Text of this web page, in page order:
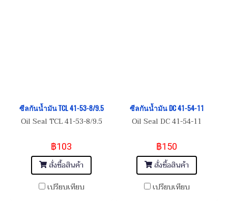
ซีลกันน้ำมัน TCL 41-53-8/9.5
Oil Seal TCL 41-53-8/9.5
฿103
สั่งซื้อสินค้า
เปรียบเทียบ
ซีลกันน้ำมัน DC 41-54-11
Oil Seal DC 41-54-11
฿150
สั่งซื้อสินค้า
เปรียบเทียบ